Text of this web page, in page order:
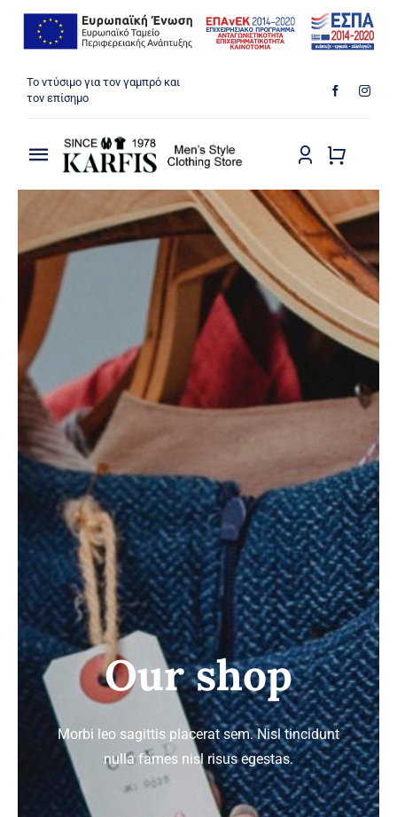
Μετάβαση
Το ντύσιμο για τον γαμπρό και
τον επίσημο
Toggle
Navigation
ΠΑΝΤΕΛΟΝΙΑ
ΜΠΟΥΦΑΝ
ΠΑΛΤΟ
ΣΑΚΑΚΙΑ
ΚΟΣΤΟΥΜΙΑ
GALLERY
Our shop
Morbi leo sagittis placerat sem. Nisl tincidunt
nulla fames nisl risus egestas.